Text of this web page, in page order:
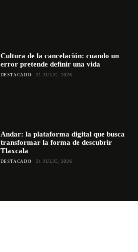
Cultura de la cancelación: cuando un
error pretende definir una vida
DESTACADO 31 JULIO, 2026
Andar: la plataforma digital que busca
transformar la forma de descubrir
Tlaxcala
DESTACADO 31 JULIO, 2026